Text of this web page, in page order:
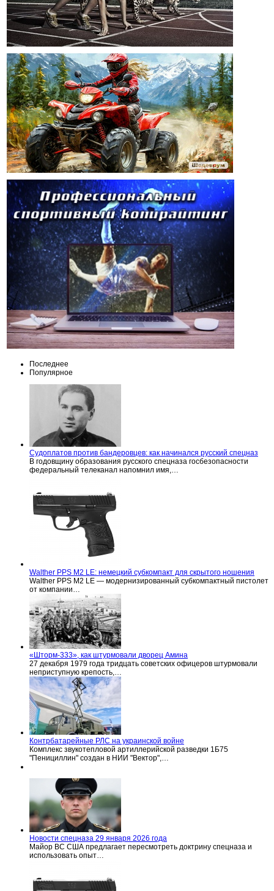
Последнее
Популярное
Судоплатов против бандеровцев: как начинался русский спецназ
В годовщину образования русского спецназа госбезопасности
федеральный телеканал напомнил имя,…
Walther PPS M2 LE: немецкий субкомпакт для скрытого ношения
Walther PPS M2 LE — модернизированный субкомпактный пистолет
от компании…
«Шторм-333», как штурмовали дворец Амина
27 декабря 1979 года тридцать советских офицеров штурмовали
неприступную крепость,…
Контрбатарейные РЛС на украинской войне
Комплекс звукотепловой артиллерийской разведки 1Б75
"Пенициллин" создан в НИИ "Вектор",…
Новости спецназа 29 января 2026 года
Майор ВС США предлагает пересмотреть доктрину спецназа и
использовать опыт…